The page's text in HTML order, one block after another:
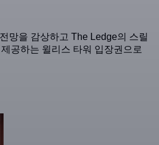
망을 감상하고 The Ledge의 스릴
공하는 윌리스 타워 입장권으로